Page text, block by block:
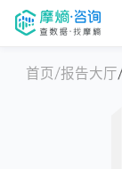
首页 报告大厅